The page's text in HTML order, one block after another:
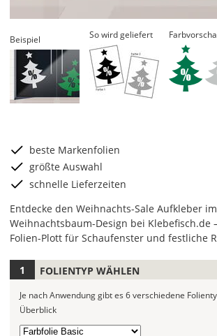
Beispiel So wird geliefert
beste Markenfolien
größte Auswahl
schnelle Lieferzeiten
Entdecke den Weihnachts-Sale Aufkleber im
Weihnachtsbaum-Design bei Klebefisch.de
Folien-Plott für Schaufenster und festliche
Anwendung
stehen
FOLIENTYP WÄHLEN
Je nach Anwendung gibt es 6 verschiedene
Überblick
Folientyp